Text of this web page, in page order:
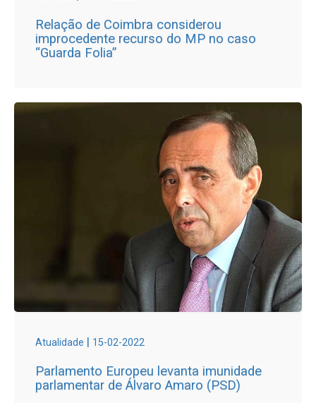
Relação de Coimbra considerou
improcedente recurso do MP no caso
“Guarda Folia”
Atualidade | 15-02-2022
Parlamento Europeu levanta imunidade
parlamentar de Álvaro Amaro (PSD)